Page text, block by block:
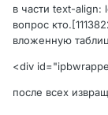
в части text-align:
вопрос
вложенную
<div
после всех